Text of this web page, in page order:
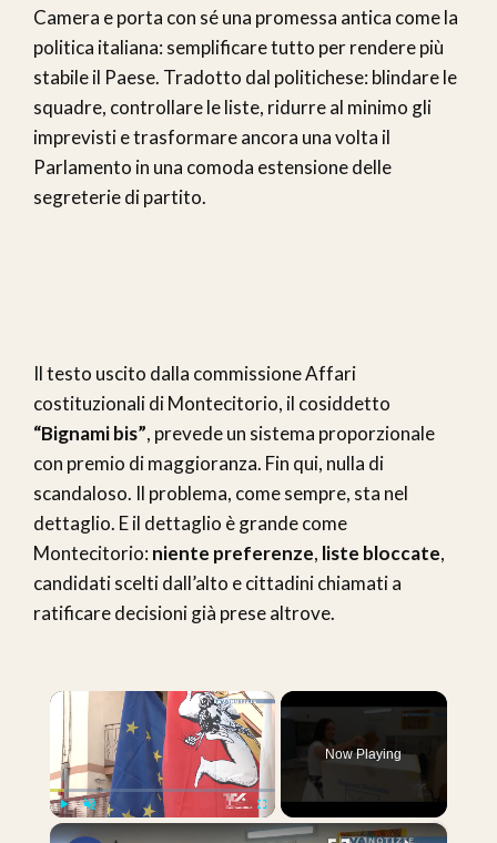
Camera e porta con sé una promessa antica come la
politica italiana: semplificare tutto per rendere più
stabile il Paese. Tradotto dal politichese: blindare le
squadre, controllare le liste, ridurre al minimo gli
imprevisti e trasformare ancora una volta il
Parlamento in una comoda estensione delle
segreterie di partito.
Il testo uscito dalla commissione Affari
costituzionali di Montecitorio, il cosiddetto
“Bignami bis”, prevede un sistema proporzionale
con premio di maggioranza. Fin qui, nulla di
scandaloso. Il problema, come sempre, sta nel
dettaglio. E il dettaglio è grande come
Montecitorio: niente preferenze, liste bloccate,
candidati scelti dall’alto e cittadini chiamati a
ratificare decisioni già prese altrove.
×
Fullscreen
Now Playing
×